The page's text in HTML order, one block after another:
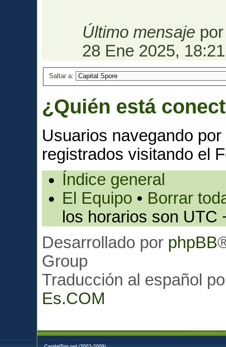
Último mensaje
28 Ene 2025, 18:21
Saltar a:
¿Quién está
Usuarios navegando
registrados visitando el
Índice general
El Equipo • Borrar
los horarios son UTC
Desarrollado por phpBB
Group
Traducción al español
Es.COM